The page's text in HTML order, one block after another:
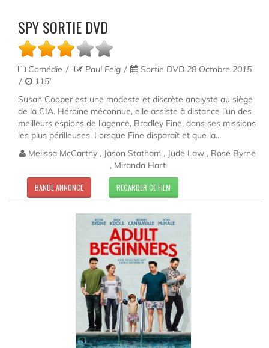
SPY SORTIE DVD
Comédie Paul Feig
Sortie DVD 28 Octobre 2015
115'
Susan Cooper est une modeste et discrète analyste au siège
de la CIA. Héroïne méconnue, elle assiste à distance l’un des
meilleurs espions de l’agence, Bradley Fine, dans ses missions
les plus périlleuses. Lorsque Fine disparaît et que la...
Melissa McCarthy , Jason Statham , Jude Law , Rose Byrne
, Miranda Hart
BANDE ANNONCE REGARDER CE FILM